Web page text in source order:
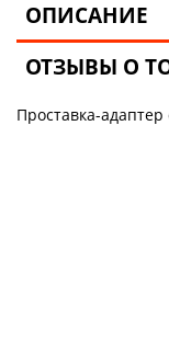
ОПИСАНИЕ
ОТЗЫВЫ О
Проставка-